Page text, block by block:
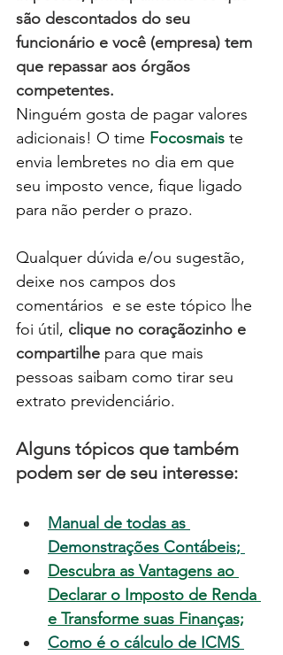
são descontados do seu
funcionário e você (empresa) tem
que repassar aos órgãos
competentes.
Ninguém gosta de pagar valores
adicionais! O time Focosmais te
envia lembretes no dia em que
seu imposto vence, fique ligado
para não perder o prazo.
Qualquer dúvida e/ou sugestão,
deixe nos campos dos
comentários  e se este tópico lhe
foi útil, clique no coraçãozinho e
compartilhe para que mais
pessoas saibam como tirar seu
extrato previdenciário.
Alguns tópicos que também
podem ser de seu interesse:
Manual de todas as
Demonstrações Contábeis;
Descubra as Vantagens ao
Declarar o Imposto de Renda
e Transforme suas Finanças;
Como é o cálculo de ICMS